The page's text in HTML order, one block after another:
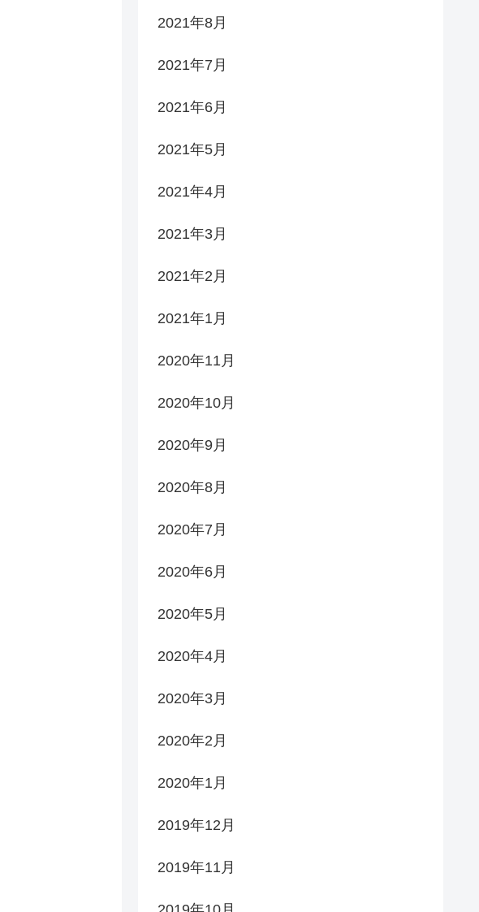
2021年8月
2021年7月
2021年6月
2021年5月
2021年4月
2021年3月
2021年2月
2021年1月
2020年11月
2020年10月
2020年9月
2020年8月
2020年7月
2020年6月
2020年5月
2020年4月
2020年3月
2020年2月
2020年1月
2019年12月
2019年11月